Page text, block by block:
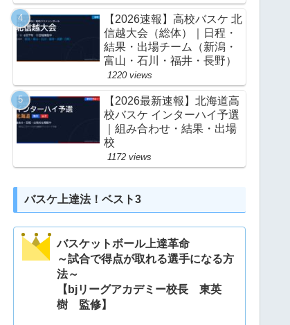
【2026速報】高校バスケ 北
信越大会（総体）｜日程・
結果・出場チーム（新潟・
富山・石川・福井・長野）
1220 views
【2026最新速報】北海道高
校バスケ インターハイ予選
｜組み合わせ・結果・出場
校
1172 views
バスケ上達法！ベスト3
バスケットボール上達革命
～試合で得点が取れる選手になる方
法～
【bjリーグアカデミー校長 東英
樹 監修】